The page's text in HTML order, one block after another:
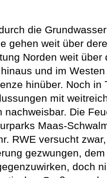
die
gehen weit über
Norden weit über
und im
hinüber. Noch in
mit
nachweisbar. Die
Maas-
RWE versucht
gezwungen,
doch